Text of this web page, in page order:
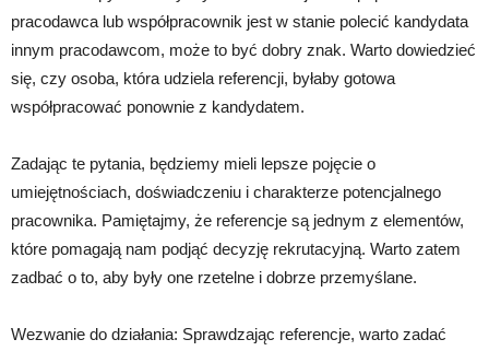
pracodawca lub współpracownik jest w stanie polecić kandydata
innym pracodawcom, może to być dobry znak. Warto dowiedzieć
się, czy osoba, która udziela referencji, byłaby gotowa
współpracować ponownie z kandydatem.
Zadając te pytania, będziemy mieli lepsze pojęcie o
umiejętnościach, doświadczeniu i charakterze potencjalnego
pracownika. Pamiętajmy, że referencje są jednym z elementów,
które pomagają nam podjąć decyzję rekrutacyjną. Warto zatem
zadbać o to, aby były one rzetelne i dobrze przemyślane.
Wezwanie do działania: Sprawdzając referencje, warto zadać